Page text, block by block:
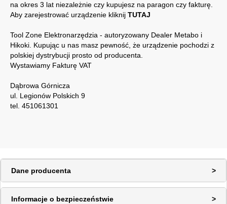
na okres 3 lat niezależnie czy kupujesz na paragon czy fakturę.
Aby zarejestrować urządzenie kliknij TUTAJ
Tool Zone Elektronarzędzia - autoryzowany Dealer Metabo i
Hikoki. Kupując u nas masz pewność, że urządzenie pochodzi z
polskiej dystrybucji prosto od producenta.
Wystawiamy Fakturę VAT
Dąbrowa Górnicza
ul. Legionów Polskich 9
tel. 451061301
Dane producenta
Informacje o bezpieczeństwie